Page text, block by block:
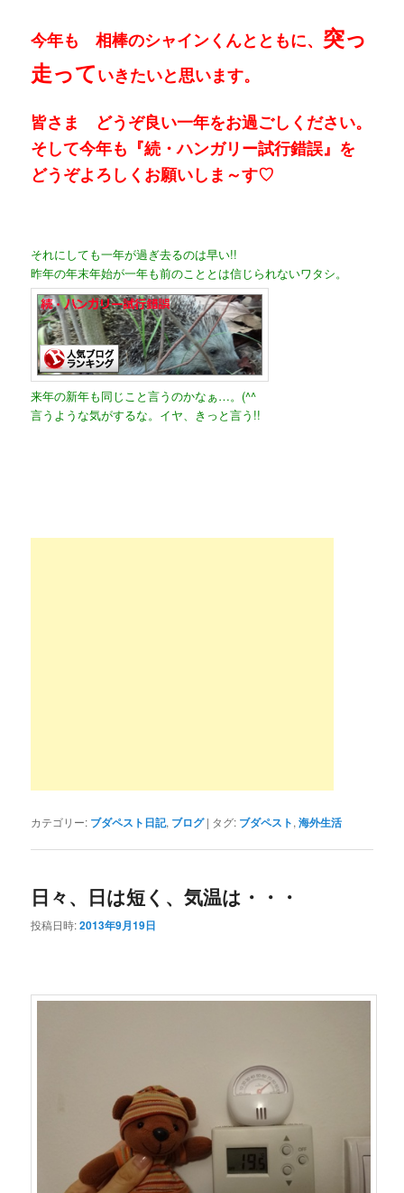
今年も 相棒のシャインくんとともに、 突っ
走っていきたいと思います。
皆さま どうぞ良い一年をお過ごしください。
そして今年も『続・ハンガリー試行錯誤』を
どうぞよろしくお願いしま～す♡
それにしても一年が過ぎ去るのは早い!!
昨年の年末年始が一年も前のこととは信じられないワタシ。
来年の新年も同じこと言うのかなぁ…。(^^ゞ
言うような気がするな。イヤ、きっと言う!!
カテゴリー: ブダペスト日記, ブログ | タグ: ブダペスト,海外生活
日々、日は短く、気温は・・・
投稿日時:2013年9月19日